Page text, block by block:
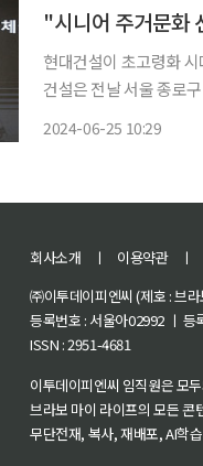
현대건설이 초고령화 시대
건설은 전날 서울 종로
2024-06-25 10:29
회사소개 ㅣ 이용약관 ㅣ
㈜이투데이피엔씨 (제호 : 브
등록번호 : 서울아02992 ㅣ 등
ISSN : 2951-4681
이투데이피엔씨 임직원은 모
브라보 마이 라이프의 모든 콘
무단전재, 복사, 재배포, AI학